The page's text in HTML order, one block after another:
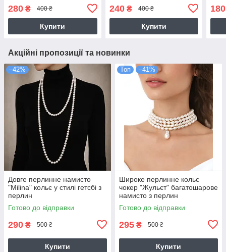
280 ₴ 400 ₴
Купити
240₴ 400 ₴
Купити
180
Акційні пропозиції та новинки
–42%
Довге перлинне намисто
"Milina" кольє у стилі гетсбі з
перлин
Готово до відправки
290 ₴ 500 ₴
Купити
Топ –41%
Широке перлинне кольє
чокер "Жульєт" багатошарове
намисто з перлин
Готово до відправки
295 ₴ 500 ₴
Купити